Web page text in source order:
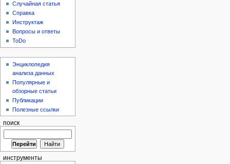
Случайная статья
Справка
Инструктаж
Вопросы и ответы
ToDo
Энциклопедия
анализа данных
Популярные и
обзорные статьи
Публикации
Полезные ссылки
поиск
инструменты